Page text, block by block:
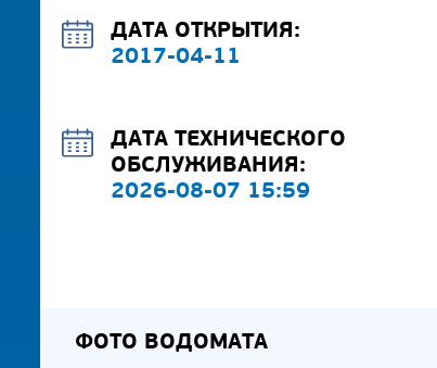
ДАТА ОТКРЫТИЯ:
2017-04-11
ДАТА ТЕХНИЧЕСКОГО
ОБСЛУЖИВАНИЯ:
2026-08-07 15:59
ФОТО ВОДОМАТА